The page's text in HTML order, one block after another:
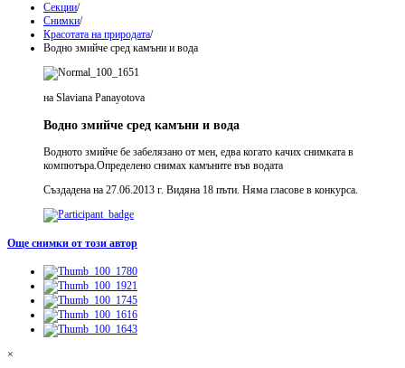
Секции/
Снимки/
Красотата на природата/
Водно змийче сред камъни и вода
на Slaviana Panayotova
Водно змийче сред камъни и вода
Водното змийче бе забелязано от мен, едва когато качих снимката в
компютъра.Определено снимах камъните във водата
Създадена на 27.06.2013 г. Видяна 18 пъти. Няма гласове в конкурса.
Още снимки от този автор
×